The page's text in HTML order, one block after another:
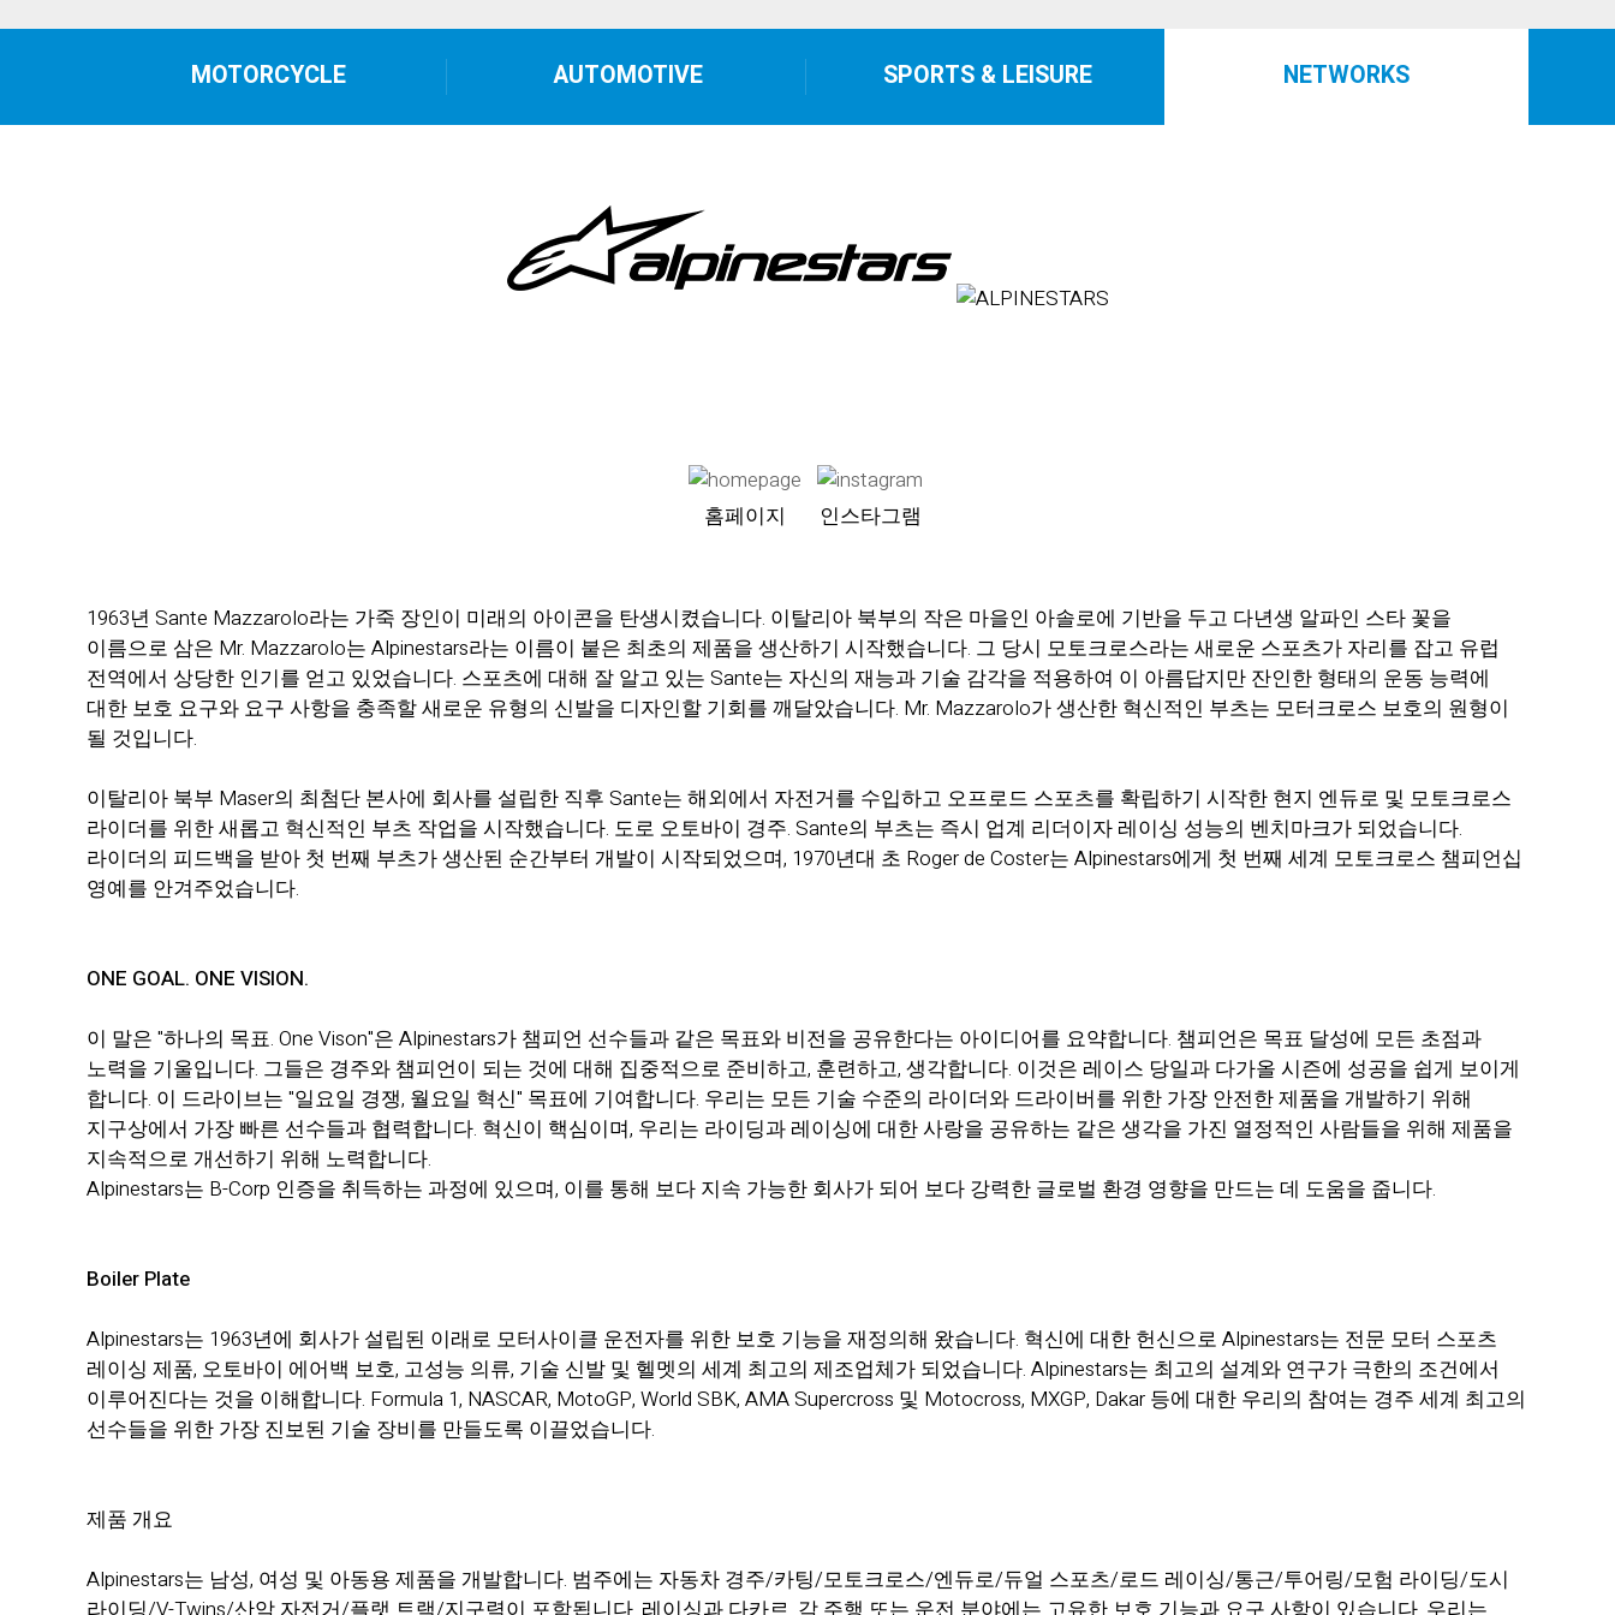
MOTORCYCLE AUTOMOTIVE SPORTS & LEISURE NETWORKS
홈페이지 인스타그램
1963년 Sante Mazzarolo라는 가죽 장인이 미래의 아이콘을 탄생시켰습니다. 이탈리아 북부의 작은 마을인 아솔로에 기반을 두고 다년생 알파인 스타 꽃을
이름으로 삼은 Mr. Mazzarolo는 Alpinestars라는 이름이 붙은 최초의 제품을 생산하기 시작했습니다. 그 당시 모토크로스라는 새로운 스포츠가 자리를 잡고 유럽
전역에서 상당한 인기를 얻고 있었습니다. 스포츠에 대해 잘 알고 있는 Sante는 자신의 재능과 기술 감각을 적용하여 이 아름답지만 잔인한 형태의 운동 능력에
대한 보호 요구와 요구 사항을 충족할 새로운 유형의 신발을 디자인할 기회를 깨달았습니다. Mr. Mazzarolo가 생산한 혁신적인 부츠는 모터크로스 보호의 원형이
될 것입니다.
이탈리아 북부 Maser의 최첨단 본사에 회사를 설립한 직후 Sante는 해외에서 자전거를 수입하고 오프로드 스포츠를 확립하기 시작한 현지 엔듀로 및 모토크로스
라이더를 위한 새롭고 혁신적인 부츠 작업을 시작했습니다. 도로 오토바이 경주. Sante의 부츠는 즉시 업계 리더이자 레이싱 성능의 벤치마크가 되었습니다.
라이더의 피드백을 받아 첫 번째 부츠가 생산된 순간부터 개발이 시작되었으며, 1970년대 초 Roger de Coster는 Alpinestars에게 첫 번째 세계 모토크로스 챔피언십
영예를 안겨주었습니다.
ONE GOAL. ONE VISION.
이 말은 "하나의 목표. One Vison"은 Alpinestars가 챔피언 선수들과 같은 목표와 비전을 공유한다는 아이디어를 요약합니다. 챔피언은 목표 달성에 모든 초점과
노력을 기울입니다. 그들은 경주와 챔피언이 되는 것에 대해 집중적으로 준비하고, 훈련하고, 생각합니다. 이것은 레이스 당일과 다가올 시즌에 성공을 쉽게 보이게
합니다. 이 드라이브는 "일요일 경쟁, 월요일 혁신" 목표에 기여합니다. 우리는 모든 기술 수준의 라이더와 드라이버를 위한 가장 안전한 제품을 개발하기 위해
지구상에서 가장 빠른 선수들과 협력합니다. 혁신이 핵심이며, 우리는 라이딩과 레이싱에 대한 사랑을 공유하는 같은 생각을 가진 열정적인 사람들을 위해 제품을
지속적으로 개선하기 위해 노력합니다.
Alpinestars는 B-Corp 인증을 취득하는 과정에 있으며, 이를 통해 보다 지속 가능한 회사가 되어 보다 강력한 글로벌 환경 영향을 만드는 데 도움을 줍니다.
Boiler Plate
Alpinestars는 1963년에 회사가 설립된 이래로 모터사이클 운전자를 위한 보호 기능을 재정의해 왔습니다. 혁신에 대한 헌신으로 Alpinestars는 전문 모터 스포츠
레이싱 제품, 오토바이 에어백 보호, 고성능 의류, 기술 신발 및 헬멧의 세계 최고의 제조업체가 되었습니다. Alpinestars는 최고의 설계와 연구가 극한의 조건에서
이루어진다는 것을 이해합니다. Formula 1, NASCAR, MotoGP, World SBK, AMA Supercross 및 Motocross, MXGP, Dakar 등에 대한 우리의 참여는 경주 세계 최고의
선수들을 위한 가장 진보된 기술 장비를 만들도록 이끌었습니다.
제품 개요
Alpinestars는 남성, 여성 및 아동용 제품을 개발합니다. 범주에는 자동차 경주/카팅/모토크로스/엔듀로/듀얼 스포츠/로드 레이싱/통근/투어링/모험 라이딩/도시